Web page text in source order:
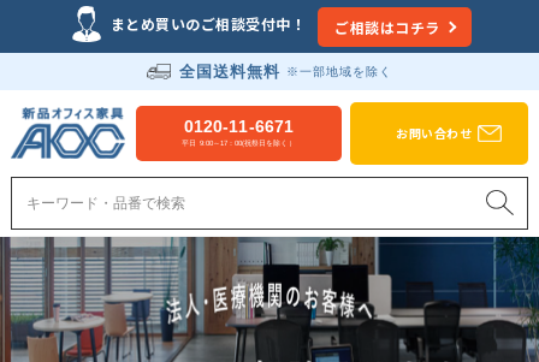
まとめ買いのご相談受付中！ ご相談はコチラ
全国送料無料 ※一部地域を除く
0120-11-6671
平日 9:00～17：00(祝祭日を除く）
お問い合わせ
Just another WordPress site
新品オフィス家具のAOC